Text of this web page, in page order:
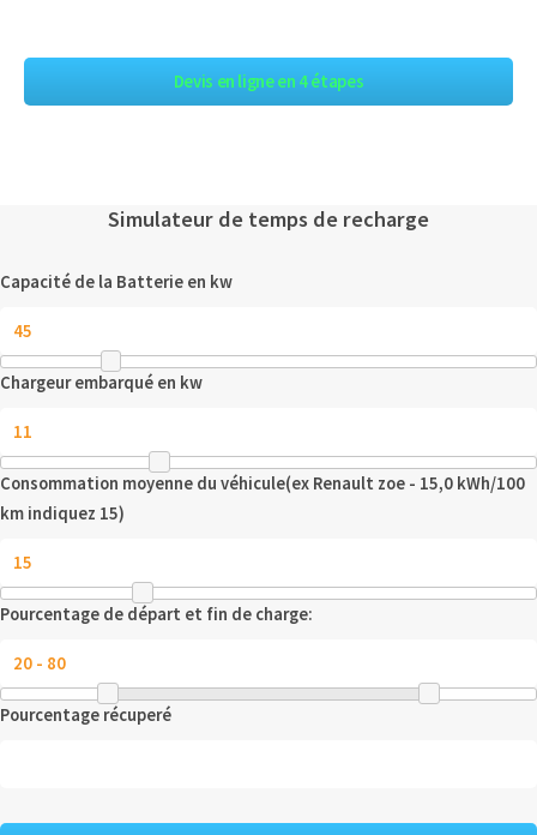
Devis en ligne en 4 étapes
Simulateur de temps de recharge
Capacité de la Batterie en kw
Chargeur embarqué en kw
Consommation moyenne du véhicule(ex Renault zoe - 15,0 kWh/100
km indiquez 15)
Pourcentage de départ et fin de charge:
Pourcentage récuperé